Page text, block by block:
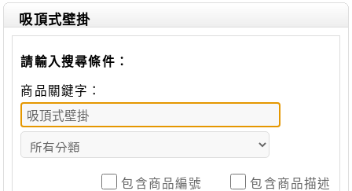
吸頂式壁掛
請輸入搜尋條件：
商品關鍵字：
包含商品編號 包含商品描述